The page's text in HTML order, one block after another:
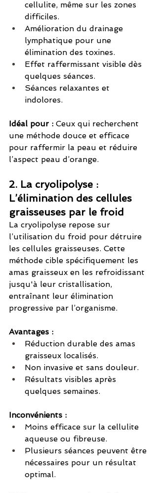
cellulite, même sur les zones
difficiles.
Amélioration du drainage
lymphatique pour une
élimination des toxines.
Effet raffermissant visible dès
quelques séances.
Séances relaxantes et
indolores.
Idéal pour : Ceux qui recherchent
une méthode douce et efficace
pour raffermir la peau et réduire
l’aspect peau d’orange.
2. La cryolipolyse :
L’élimination des cellules
graisseuses par le froid
La cryolipolyse repose sur
l’utilisation du froid pour détruire
les cellules graisseuses. Cette
méthode cible spécifiquement les
amas graisseux en les refroidissant
jusqu'à leur cristallisation,
entraînant leur élimination
progressive par l’organisme.
Avantages :
Réduction durable des amas
graisseux localisés.
Non invasive et sans douleur.
Résultats visibles après
quelques semaines.
Inconvénients :
Moins efficace sur la cellulite
aqueuse ou fibreuse.
Plusieurs séances peuvent être
nécessaires pour un résultat
optimal.